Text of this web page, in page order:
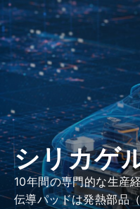
シリカゲ
​10年間の専門的な生産
伝導パッドは発熱部品